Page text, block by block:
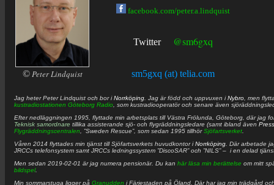
© Peter Lindquist
facebook.com/peter.a.lindquist
Twitter @sm6gxq
sm5gxq (at) telia.com
Jag heterPeter Lindquist och bor iNorrköping . Jag är född och uppvuxen iNybro , men
kustradiostationen Göteborg Radio , som kustradiooperatör och senare även
Efter nedläggningen 1995, flyttade min arbetsplats till Västra Frölunda, Göteborg, där jag
Teknisk samordnare tillika assisterande sjö- och flygräddningsledare (samt ibland även
Flygräddningscentralen , ”Sweden Rescue”, som sedan 1995 tillhörSjöfartsverket
Våren 2014 flyttades min tjänst till Sjöfartsverkets huvudkontor iNorrköping . Där arbetade
JRCCs telefonsystem samt JRCCs ledningssystem ”DiscoSAR” och ”NILS” – i en delad
Men sedan 2019-02-01 är jag numera pensionär. Du kan här läsa min berättelse om mitt
bildspel.
Min sommarstuga ligger på Granudden i Färjestaden på Öland. Där har jag min trädgård